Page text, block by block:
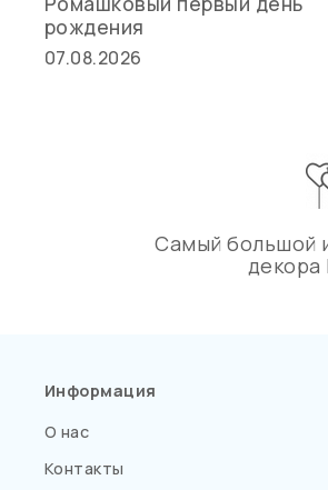
рождения
07.08.2026
Самый большой
декора
Информация
О нас
Контакты